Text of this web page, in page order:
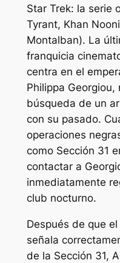
Star Trek: la serie
Tyrant, Khan
Montalban). La
franquicia
centra en el
Philippa
búsqueda de un
con su pasado.
operaciones
como Sección 31
contactar a
inmediatamente
club nocturno.
Después de que
señala
de la Sección 31,